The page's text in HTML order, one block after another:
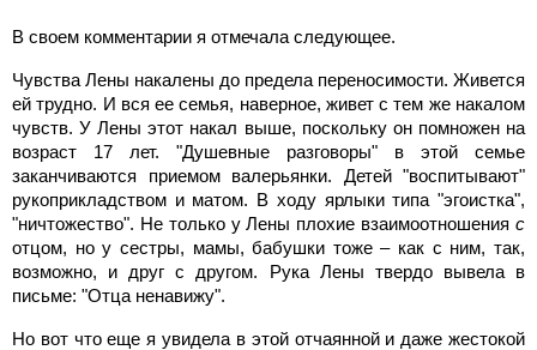
В своем комментарии я отмечала следующее.
Чувства Лены накалены до предела переносимости. Живется
ей трудно. И вся ее семья, наверное, живет с тем же накалом
чувств. У Лены этот накал выше, поскольку он помножен на
возраст 17 лет. "Душевные разговоры" в этой семье
заканчиваются приемом валерьянки. Детей "воспитывают"
рукоприкладством и матом. В ходу ярлыки типа "эгоистка",
"ничтожество". Не только у Лены плохие взаимоотношения с
отцом, но у сестры, мамы, бабушки тоже – как с ним, так,
возможно, и друг с другом. Рука Лены твердо вывела в
письме: "Отца ненавижу".
Но вот что еще я увидела в этой отчаянной и даже жестокой